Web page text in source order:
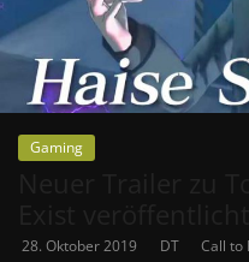
Gaming
28. Oktober 2019 DT Call to